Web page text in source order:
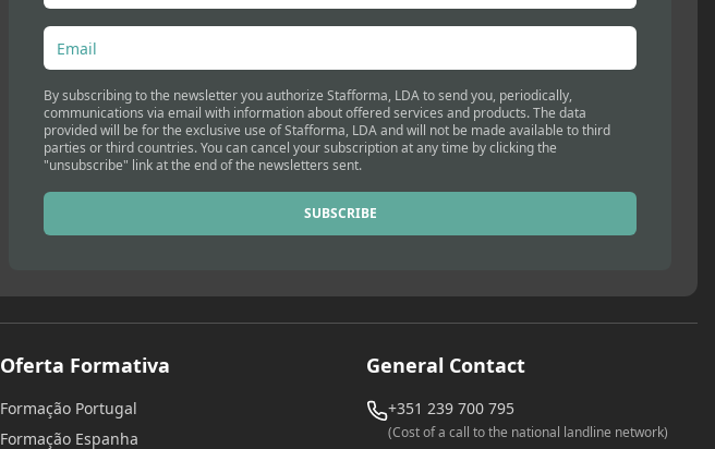
By subscribing to the newsletter you authorize Stafforma, LDA to send you, periodically,
communications via email with information about offered services and products. The data
provided will be for the exclusive use of Stafforma, LDA and will not be made available to third
parties or third countries. You can cancel your subscription at any time by clicking the
"unsubscribe" link at the end of the newsletters sent.
SUBSCRIBE
Oferta Formativa
Formação Portugal
Formação Espanha
General Contact
+351 239 700 795
(Cost of a call to the national landline network)